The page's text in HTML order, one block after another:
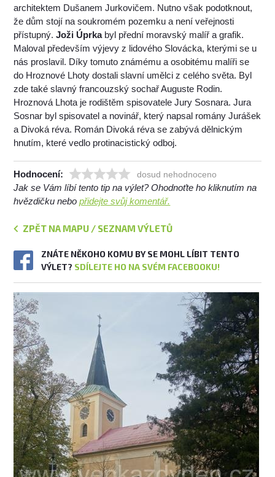
architektem Dušanem Jurkovičem. Nutno však podotknout,
že dům stojí na soukromém pozemku a není veřejnosti
přístupný.Joži Úprkabyl přední moravský malíř a grafik.
Maloval především výjevy z lidového Slovácka, kterými se u
nás proslavil. Díky tomuto známému a osobitému malíři se
do Hroznové Lhoty dostali slavní umělci z celého světa. Byl
zde také slavný francouzský sochař Auguste Rodin.
Hroznová Lhota je rodištěm spisovatele Jury Sosnara. Jura
Sosnar byl spisovatel a novinář, který napsal romány Jurášek
a Divoká réva. Román Divoká réva se zabývá dělnickým
hnutím, které vedlo protinacistický odboj.
Hodnocení: dosud nehodnoceno
Jak se Vám líbí tento tip na výlet? Ohodnoťte ho kliknutím na
hvězdičku nebopřidejte svůj komentář.
ZPĚT NA MAPU / SEZNAM VÝLETŮ
ZNÁTE NĚKOHO KOMU BY SE MOHL LÍBIT TENTO
VÝLET? SDÍLEJTE HO NA SVÉM FACEBOOKU!